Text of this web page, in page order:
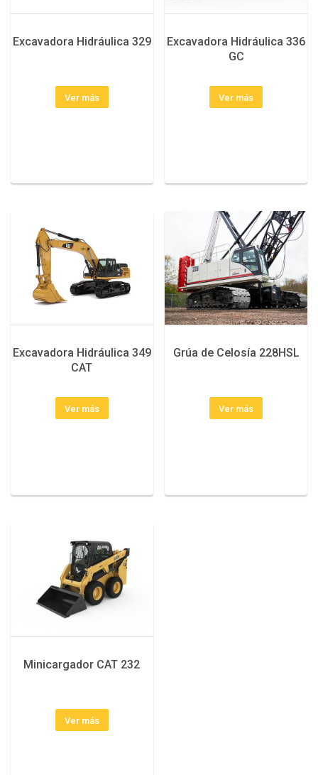
Excavadora Hidráulica 329
Ver más
Excavadora Hidráulica 336
GC
Ver más
Excavadora Hidráulica 349
CAT
Ver más
Grúa de Celosía 228HSL
Ver más
Minicargador CAT 232
Ver más